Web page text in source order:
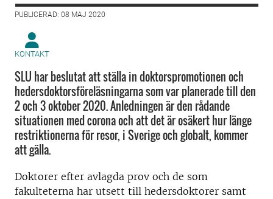
PUBLICERAD: 08 MAJ 2020
KONTAKT
SLU har beslutat att ställa in doktorspromotionen och
hedersdoktorsföreläsningarna som var planerade till den
2 och 3 oktober 2020. Anledningen är den rådande
situationen med corona och att det är osäkert hur länge
restriktionerna för resor, i Sverige och globalt, kommer
att gälla.
Doktorer efter avlagda prov och de som
fakulteterna har utsett till hedersdoktorer samt